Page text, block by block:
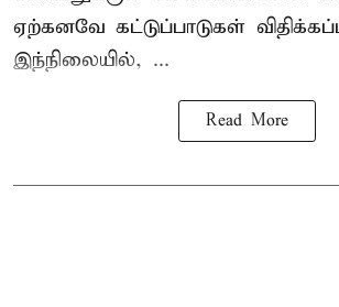
ஏற்கனவே கட்டுப்பாடுகள்
இந்நிலையில், ...
Read More